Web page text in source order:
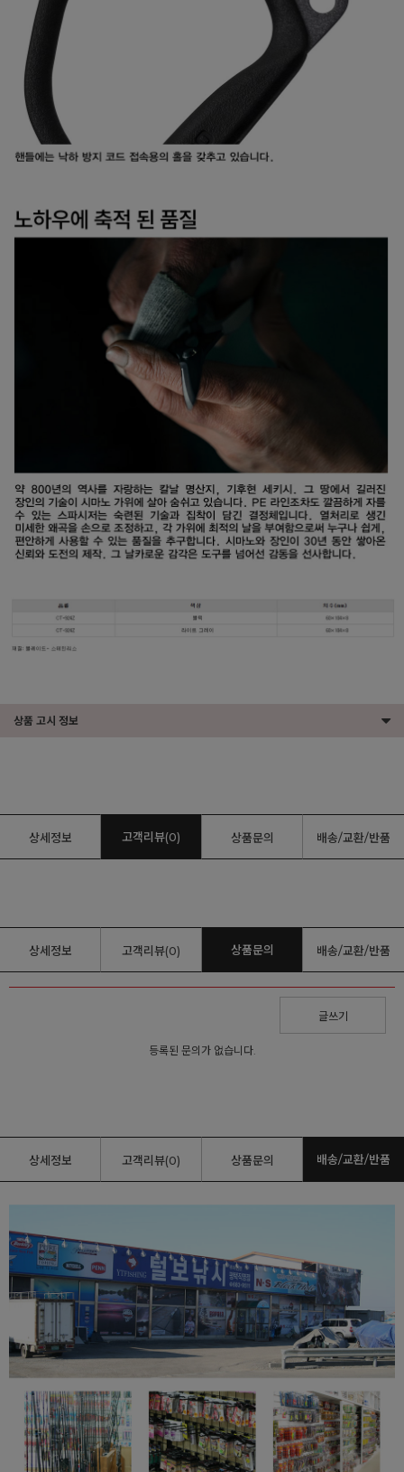
상품 고시 정보
상세정보 고객리뷰(0) 상품문의 배송/교환/반품
상세정보 고객리뷰(0) 상품문의 배송/교환/반품
글쓰기
등록된 문의가 없습니다.
상세정보 고객리뷰(0) 상품문의 배송/교환/반품